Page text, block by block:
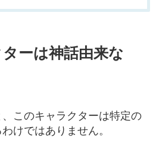
ーは神話由来な
このキャラクターは特定の
けではありません。